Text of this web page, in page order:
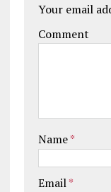
Your email
Comment
Name*
Email*